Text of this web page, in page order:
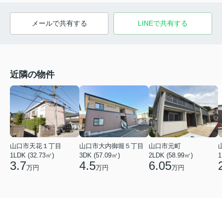
メールで共有する LINEで共有する
近隣の物件
山口市天花１丁目
1LDK (32.73㎡)
3.7万円
山口市大内御堀５丁目
3DK (57.09㎡)
4.5万円
山口市元町
2LDK (58.99㎡)
6.05万円